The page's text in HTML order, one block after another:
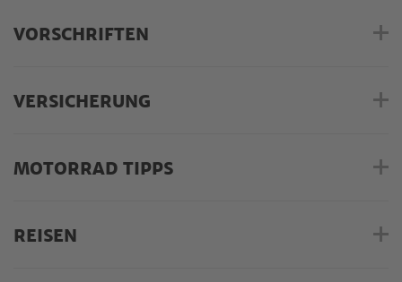
VORSCHRIFTEN
VERSICHERUNG
MOTORRAD TIPPS
REISEN